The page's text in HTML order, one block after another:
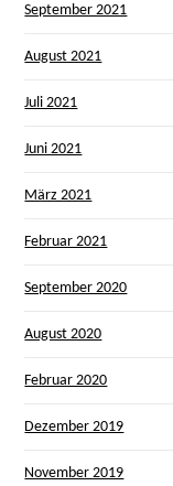
September 2021
August 2021
Juli 2021
Juni 2021
März 2021
Februar 2021
September 2020
August 2020
Februar 2020
Dezember 2019
November 2019